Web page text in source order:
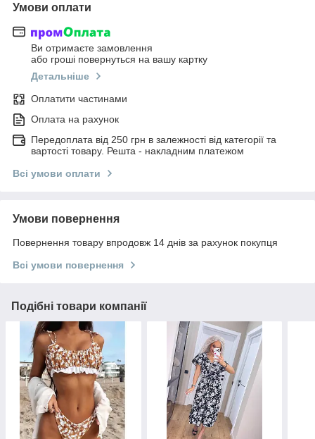
Умови оплати
Ви отримаєте замовлення
або гроші повернуться на вашу картку
Детальніше
Оплатити частинами
Оплата на рахунок
Передоплата від 250 грн в залежності від категорії та
вартості товару. Решта - накладним платежом
Всі умови оплати
Умови повернення
Повернення товару впродовж 14 днів за рахунок покупця
Всі умови повернення
Подібні товари компанії